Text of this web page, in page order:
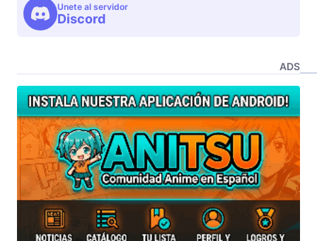
Unete al servidor
Discord
ADS